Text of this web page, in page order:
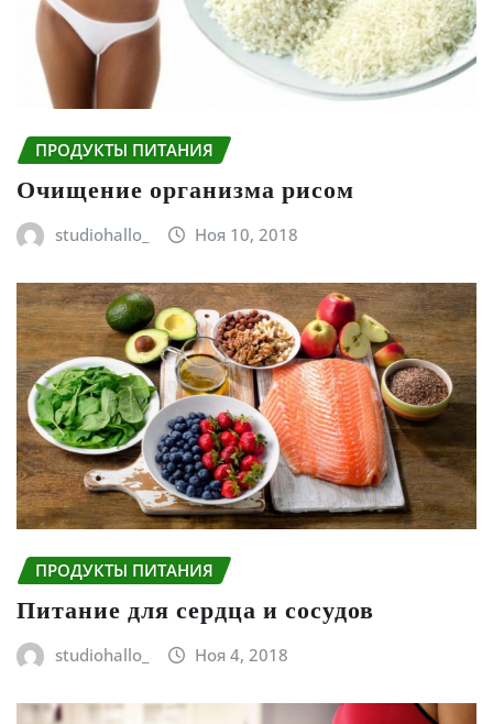
ПРОДУКТЫ ПИТАНИЯ
Очищение организма рисом
studiohallo_ Ноя 10, 2018
ПРОДУКТЫ ПИТАНИЯ
Питание для сердца и сосудов
studiohallo_ Ноя 4, 2018